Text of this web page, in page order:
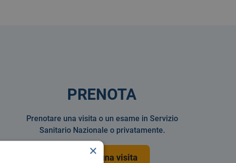
PRENOTA
Prenotare una visita o un esame in Servizio
Sanitario Nazionale o privatamente.
Prenota una visita
×